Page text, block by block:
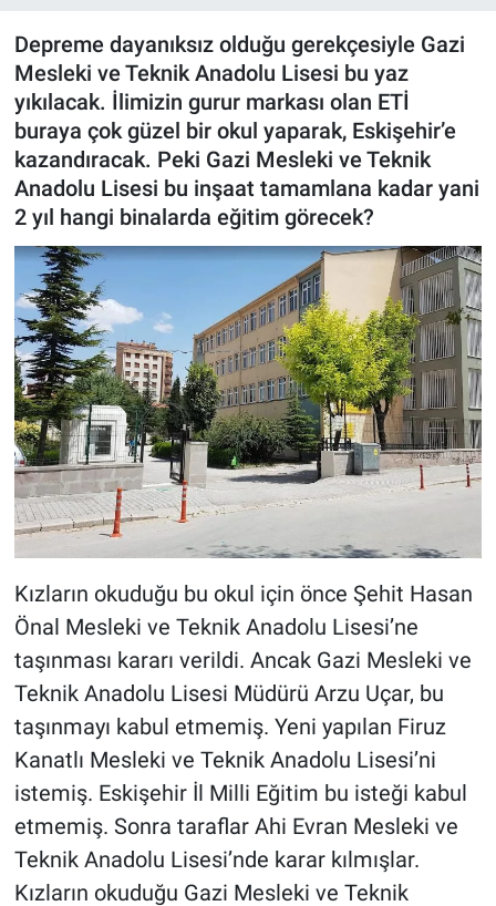
Depreme dayanıksız olduğu gerekçesiyle Gazi
Mesleki ve Teknik Anadolu Lisesi bu yaz
yıkılacak. İlimizin gurur markası olan ETİ
buraya çok güzel bir okul yaparak, Eskişehir’e
kazandıracak. Peki Gazi Mesleki ve Teknik
Anadolu Lisesi bu inşaat tamamlana kadar yani
2 yıl hangi binalarda eğitim görecek?
Kızların okuduğu bu okul için önce Şehit Hasan
Önal Mesleki ve Teknik Anadolu Lisesi’ne
taşınması kararı verildi. Ancak Gazi Mesleki ve
Teknik Anadolu Lisesi Müdürü Arzu Uçar, bu
taşınmayı kabul etmemiş. Yeni yapılan Firuz
Kanatlı Mesleki ve Teknik Anadolu Lisesi’ni
istemiş. Eskişehir İl Milli Eğitim bu isteği kabul
etmemiş. Sonra taraflar Ahi Evran Mesleki ve
Teknik Anadolu Lisesi’nde karar kılmışlar.
Kızların okuduğu Gazi Mesleki ve Teknik
ASAYİŞ